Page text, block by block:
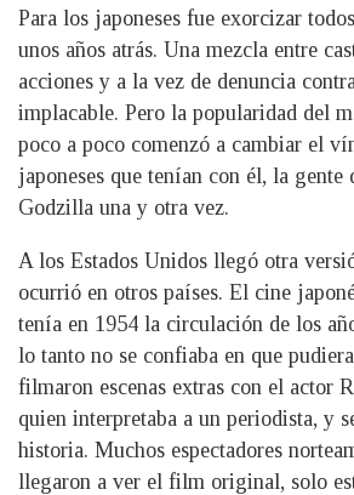
Para los japoneses fue exorcizar
unos años atrás. Una mezcla entre
acciones y a la vez de denuncia
implacable. Pero la popularidad del
poco a poco comenzó a cambiar el
japoneses que tenían con él, la gente
Godzilla una y otra vez.
A los Estados Unidos llegó otra
ocurrió en otros países. El cine
tenía en 1954 la circulación de los
lo tanto no se confiaba en que
filmaron escenas extras con el actor
quien interpretaba a un periodista, y
historia. Muchos espectadores
llegaron a ver el film original, solo